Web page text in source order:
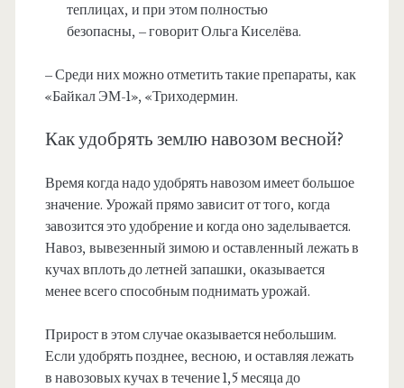
теплицах, и при этом полностью
безопасны, – говорит Ольга Киселёва.
– Среди них можно отметить такие препараты, как
«Байкал ЭМ-1», «Триходермин.
Как удобрять землю навозом весной?
Время когда надо удобрять навозом имеет большое
значение. Урожай прямо зависит от того, когда
завозится это удобрение и когда оно заделывается.
Навоз, вывезенный зимою и оставленный лежать в
кучах вплоть до летней запашки, оказывается
менее всего способным поднимать урожай.
Прирост в этом случае оказывается небольшим.
Если удобрять позднее, весною, и оставляя лежать
в навозовых кучах в течение 1,5 месяца до